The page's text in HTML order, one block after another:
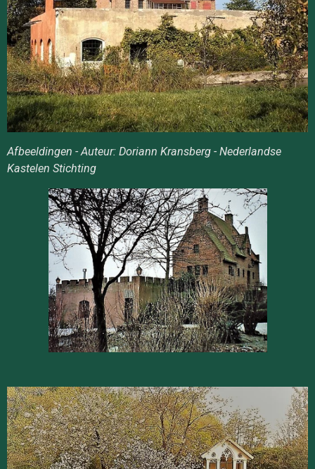
Afbeeldingen - Auteur: Doriann Kransberg - Nederlandse
Kastelen Stichting